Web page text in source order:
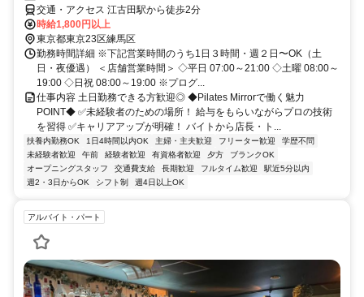
交通・アクセス 江古田駅から徒歩2分
時給1,800円以上
東京都東京23区練馬区
勤務時間詳細 ※下記営業時間のうち1日３時間・週２日〜OK（土
日・夜優遇） ＜店舗営業時間＞ ◇平日 07:00～21:00 ◇土曜 08:00～
19:00 ◇日祝 08:00～19:00 ※プログ...
仕事内容 土日勤務できる方歓迎◎ ◆Pilates Mirrorで働く魅力
POINT◆ ✅未経験者のための場所！ 給与をもらいながらプロの技術
を習得 ✅キャリアアップが明確！ バイトから店長・ト...
扶養内勤務OK 1日4時間以内OK 主婦・主夫歓迎 フリーター歓迎
学歴不問
未経験者歓迎
午前 経験者歓迎 有資格者歓迎 夕方
ブランクOK
オープニングスタッフ
交通費支給 長期歓迎 フルタイム歓迎
駅近5分以内
週2・3日からOK
シフト制 週4日以上OK
アルバイト・パート